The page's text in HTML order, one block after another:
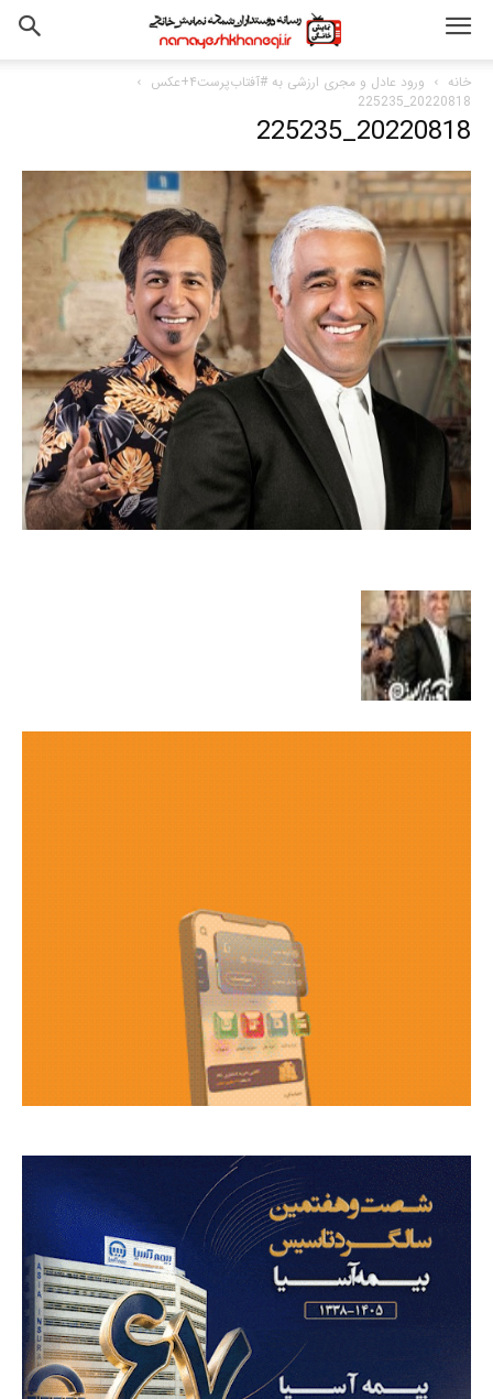
خانه
ورود عادل و مجری ارزشی به #آفتاب‌پرست۴+عکس
20220818_225235
20220818_225235